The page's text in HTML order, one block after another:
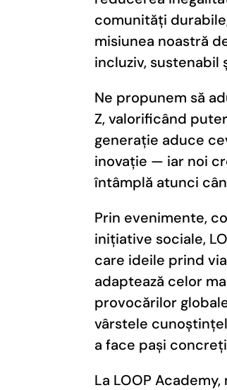
comunități
misiunea noastră
incluziv,
Ne propunem să
Z, valorificând
generație aduce
inovație — iar noi
întâmplă atunci
Prin evenimente,
inițiative sociale,
care ideile prind
adaptează celor
provocărilor
vârstele
a face pași
La LOOP